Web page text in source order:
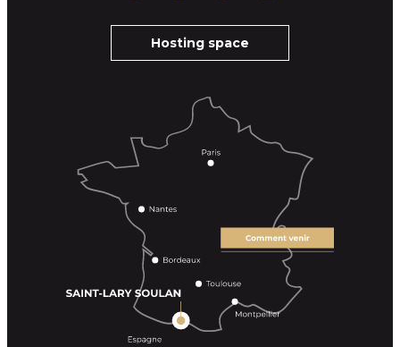
Hosting space